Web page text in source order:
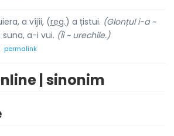
a vîjîi, (reg.) a țistui. (Glonțul i-a ~
a-i vui. (Îi ~ urechile.)
permalink
| sinonim